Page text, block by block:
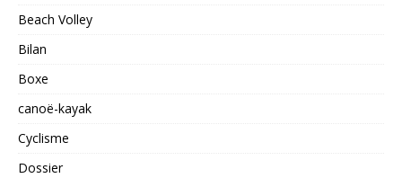
Beach Volley
Bilan
Boxe
canoë-kayak
Cyclisme
Dossier